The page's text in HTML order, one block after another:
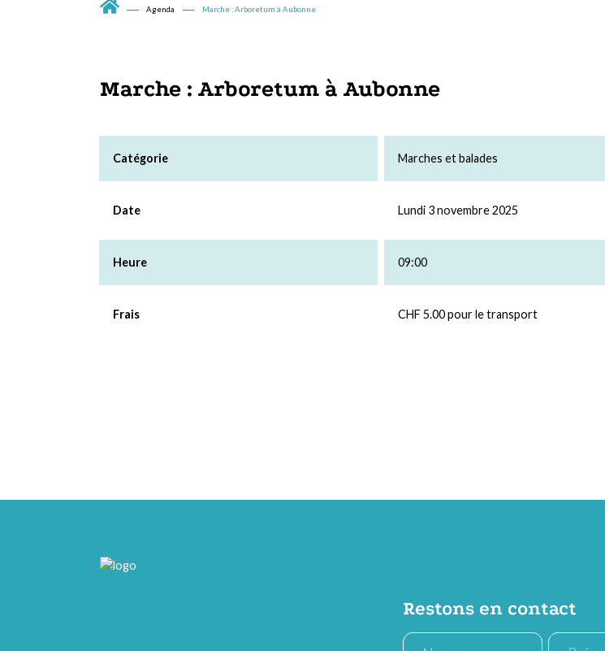
Agenda Marche : Arboretum à Aubonne
Marche : Arboretum à Aubonne
Catégorie Marches et balades
Date Lundi 3 novembre 2025
Heure 09:00
Frais CHF 5.00 pour le transport
Restons en contact
Nom Prénom